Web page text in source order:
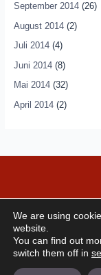
September 2014(26)
August 2014(2)
Juli 2014(4)
Juni 2014(8)
Mai 2014(32)
April 2014(2)
We are using
website.
You can find out
switch them off in